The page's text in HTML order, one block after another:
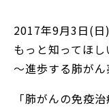
2017年9月3日(日
もっと知ってほ
～進歩する肺が
「肺がんの免疫